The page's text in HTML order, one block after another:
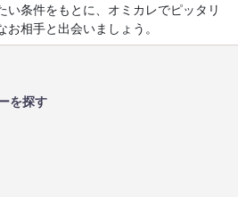
い条件をもとに、オミカレでピッタリ
相手と出会いましょう。
を探す